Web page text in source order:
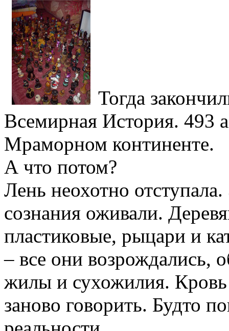
Тогда
Всемирная История. 493
Мраморном континенте.
А что потом?
Лень неохотно
сознания оживали.
пластиковые, рыцари и
– все они возрождались,
жилы и сухожилия.
заново говорить. Будто